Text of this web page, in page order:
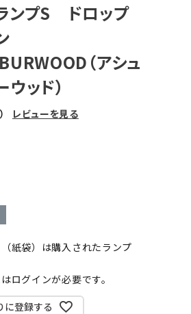
ンプS ドロップ
（アシュ
ッド）
レビューを見る
紙袋）は購入されたランプ
ログインが必要です。
に登録する